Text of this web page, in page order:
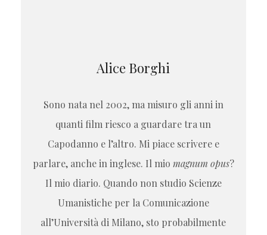
Alice Borghi
Sono nata nel 2002, ma misuro gli anni in
quanti film riesco a guardare tra un
Capodanno e l’altro. Mi piace scrivere e
parlare, anche in inglese. Il mio magnum opus?
Il mio diario. Quando non studio Scienze
Umanistiche per la Comunicazione
all’Università di Milano, sto probabilmente